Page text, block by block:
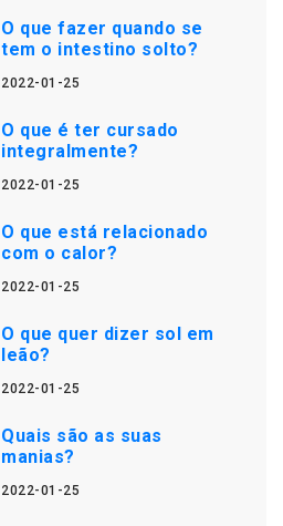
O que fazer quando se
tem o intestino solto?
2022-01-25
O que é ter cursado
integralmente?
2022-01-25
O que está relacionado
com o calor?
2022-01-25
O que quer dizer sol em
leão?
2022-01-25
Quais são as suas
manias?
2022-01-25